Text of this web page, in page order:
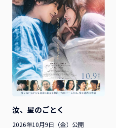
汝、星のごとく
2026年10月9日（金）公開